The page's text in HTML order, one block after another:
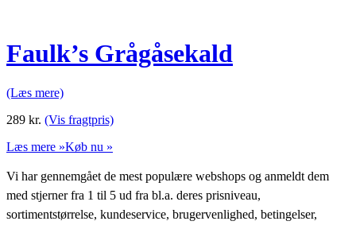
Faulk’s Grågåsekald
(Læs mere)
289 kr. (Vis fragtpris)
Læs mere »Køb nu »
Vi har gennemgået de mest populære webshops og anmeldt dem
med stjerner fra 1 til 5 ud fra bl.a. deres prisniveau,
sortimentstørrelse, kundeservice, brugervenlighed, betingelser,